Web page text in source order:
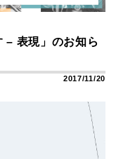
– 表現」のお知ら
2017/11/20